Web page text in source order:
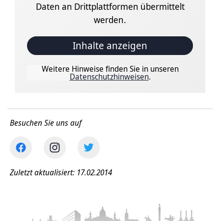
Daten an Drittplattformen übermittelt
werden.
Inhalte anzeigen
Weitere Hinweise finden Sie in unseren
Datenschutzhinweisen.
Besuchen Sie uns auf
Zuletzt aktualisiert: 17.02.2014